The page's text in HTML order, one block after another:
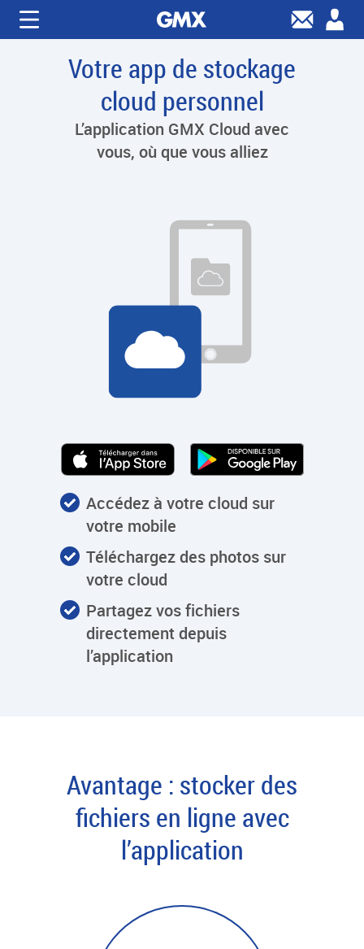
Votre app de stockage
cloud personnel
L’application GMX Cloud avec
vous, où que vous alliez
Accédez à votre cloud sur
votre mobile
Téléchargez des photos sur
votre cloud
Partagez vos fichiers
directement depuis
l’application
Avantage : stocker des
fichiers en ligne avec
l’application